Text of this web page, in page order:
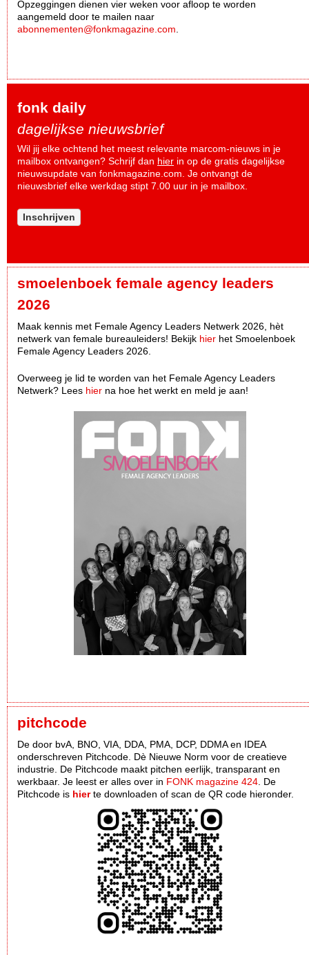
Opzeggingen dienen vier weken voor afloop te worden
aangemeld door te mailen naar
abonnementen@fonkmagazine.com
fonk daily
dagelijkse nieuwsbrief
Wil jij elke ochtend het meest relevante marcom-nieuws in je
mailbox ontvangen? Schrijf dan hier in op de gratis dagelijkse
nieuwsupdate van fonkmagazine.com. Je ontvangt de
nieuwsbrief elke werkdag stipt 7.00 uur in je mailbox.
Inschrijven
smoelenboek female agency leaders
2026
Maak kennis met Female Agency Leaders Netwerk 2026, hèt
netwerk van female bureauleiders! Bekijk hier het Smoelenboek
Female Agency Leaders 2026.
Overweeg je lid te worden van het Female Agency Leaders
Netwerk? Lees hier na hoe het werkt en meld je aan!
pitchcode
De door bvA, BNO, VIA, DDA, PMA, DCP, DDMA en IDEA
onderschreven Pitchcode. Dè Nieuwe Norm voor de creatieve
industrie. De Pitchcode maakt pitchen eerlijk, transparant en
werkbaar. Je leest er alles over in FONK magazine 424 . De
Pitchcode is hierte downloaden of scan de QR code hieronder.